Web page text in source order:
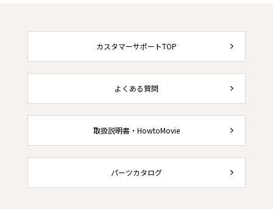
カスタマーサポートTOP
よくある質問
取扱説明書・HowtoMovie
パーツカタログ